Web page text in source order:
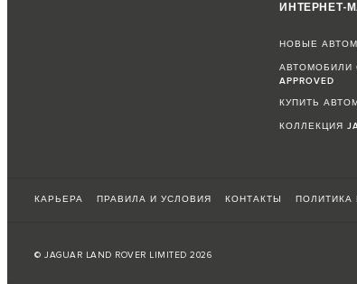
ИНТЕРНЕТ-
НОВЫЕ
АВТОМОБИЛИ
APPROVED
КУПИТЬ
КОЛЛЕКЦИЯ
КАРЬЕРА ПРАВИЛА И УСЛОВИЯ КОНТАКТЫ ПОЛИТИКА
© JAGUAR LAND ROVER LIMITED 2026